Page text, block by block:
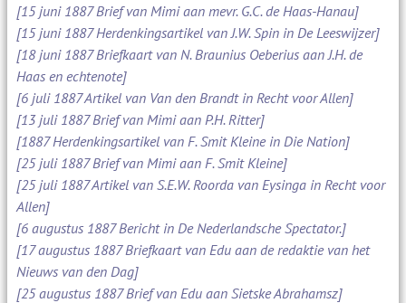
[15 juni 1887 Brief van Mimi aan mevr. G.C. de Haas-Hanau]
[15 juni 1887 Herdenkingsartikel van J.W. Spin in De Leeswijzer]
[18 juni 1887 Briefkaart van N. Braunius Oeberius aan J.H. de
Haas en echtenote]
[6 juli 1887 Artikel van Van den Brandt in Recht voor Allen]
[13 juli 1887 Brief van Mimi aan P.H. Ritter]
[1887 Herdenkingsartikel van F. Smit Kleine in Die Nation]
[25 juli 1887 Brief van Mimi aan F. Smit Kleine]
[25 juli 1887 Artikel van S.E.W. Roorda van Eysinga in Recht voor
Allen]
[6 augustus 1887 Bericht in De Nederlandsche Spectator.]
[17 augustus 1887 Briefkaart van Edu aan de redaktie van het
Nieuws van den Dag]
[25 augustus 1887 Brief van Edu aan Sietske Abrahamsz]